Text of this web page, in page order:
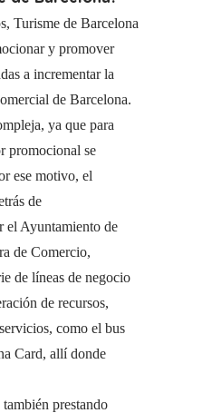
Turisme de Barcelona
y promover
a incrementar la
de Barcelona.
ya que para
promocional se
ese motivo, el
de
el Ayuntamiento de
de Comercio,
de líneas de negocio
de recursos,
como el bus
Card, allí donde
prestando